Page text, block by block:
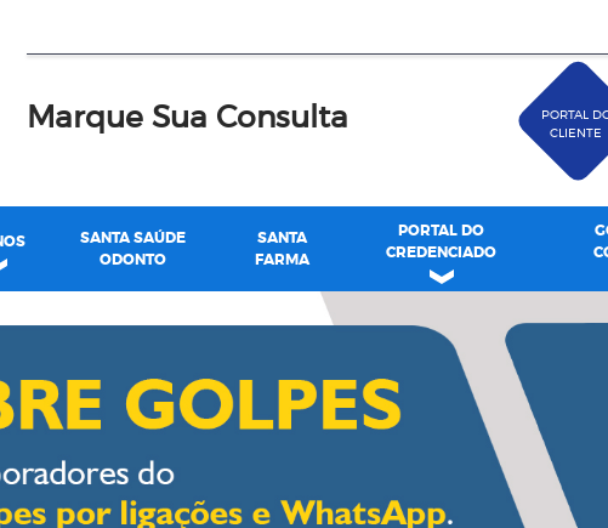
Marque Sua Consulta
PORTAL
CLIENTE
SANTA SAÚDE
ODONTO
SANTA
FARMA
PORTAL DO
CREDENCIADO